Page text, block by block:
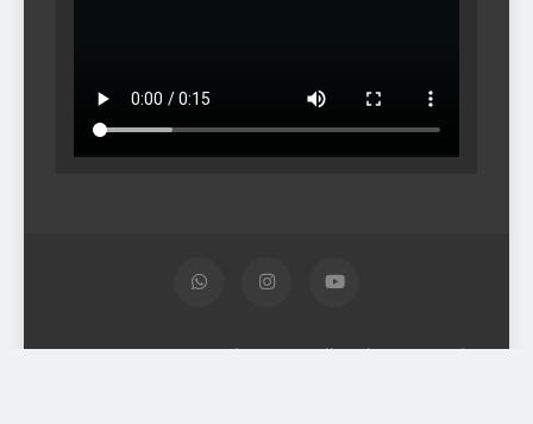
© SMP Negeri 2 Gondangrejo - All Rights Reserved -